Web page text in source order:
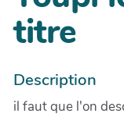
titre
Description
il faut que l'on